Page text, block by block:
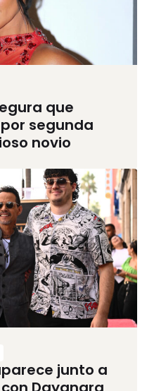
que
segunda
novio
junto a